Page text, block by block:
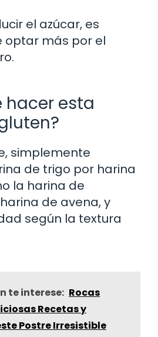
el azúcar, es
optar más por el
hacer esta
simplemente
de trigo por harina
la harina de
de avena, y
según la textura
te interese: Rocas
Recetas y
Postre Irresistible